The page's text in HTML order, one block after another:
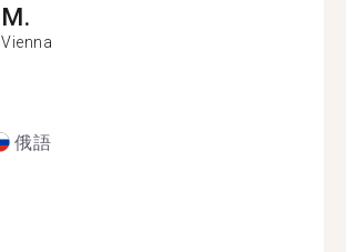
M.
Vienna
俄語